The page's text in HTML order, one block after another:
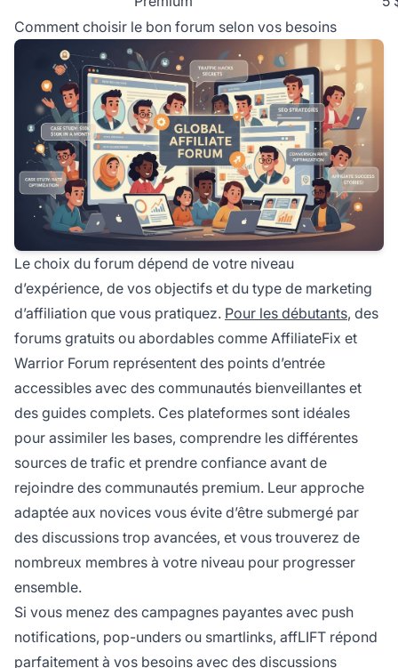
Comment choisir le bon forum selon vos besoins
Le choix du forum dépend de votre niveau
d’expérience, de vos objectifs et du type de marketing
d’affiliation que vous pratiquez. Pour les débutants, des
forums gratuits ou abordables comme AffiliateFix et
Warrior Forum représentent des points d’entrée
accessibles avec des communautés bienveillantes et
des guides complets. Ces plateformes sont idéales
pour assimiler les bases, comprendre les différentes
sources de trafic et prendre confiance avant de
rejoindre des communautés premium. Leur approche
adaptée aux novices vous évite d’être submergé par
des discussions trop avancées, et vous trouverez de
nombreux membres à votre niveau pour progresser
ensemble.
Si vous menez des campagnes payantes avec push
notifications, pop-unders ou smartlinks, affLIFT répond
parfaitement à vos besoins avec des discussions